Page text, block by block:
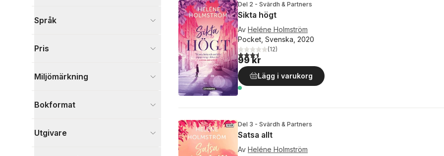
Visa fler
Språk
Pris
Miljömärkning
Bokformat
Utgivare
Del 2 - Svärdh & Partners
Sikta högt
Av Heléne Holmström
Pocket, Svenska, 2020
3,5utav 5 stjärnor. Totalt antal röster:
(12)
99 kr
Lägg i varukorg
Del 3 - Svärdh & Partners
Satsa allt
Av Heléne Holmström